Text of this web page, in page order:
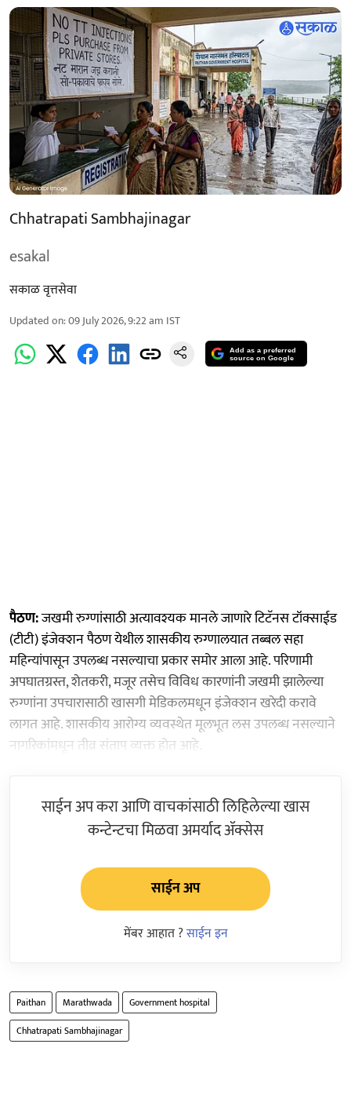
Chhatrapati Sambhajinagar
esakal
सकाळ वृत्तसेवा
Updated on:09 July 2026, 9:22 am IST
Add as a preferred
source on Google
पैठण:जखमी रुग्णांसाठी अत्यावश्यक मानले जाणारे टिटॅनस टॉक्साईड
(टीटी) इंजेक्शन पैठण येथील शासकीय रुग्णालयात तब्बल सहा
महिन्यांपासून उपलब्ध नसल्याचा प्रकार समोर आला आहे. परिणामी
अपघातग्रस्त, शेतकरी, मजूर तसेच विविध कारणांनी जखमी झालेल्या
रुग्णांना उपचारासाठी खासगी मेडिकलमधून इंजेक्शन खरेदी करावे
लागत आहे. शासकीय आरोग्य व्यवस्थेत मूलभूत लस उपलब्ध नसल्याने
नागरिकांमधून तीव्र संताप व्यक्त होत आहे.
साईन अप करा आणि वाचकांसाठी लिहिलेल्या खास
कन्टेन्टचा मिळवा अमर्याद ॲक्सेस
साईन अप
मेंबर आहात ?साईन इन
Paithan Marathwada
Government hospital
Chhatrapati Sambhajinagar